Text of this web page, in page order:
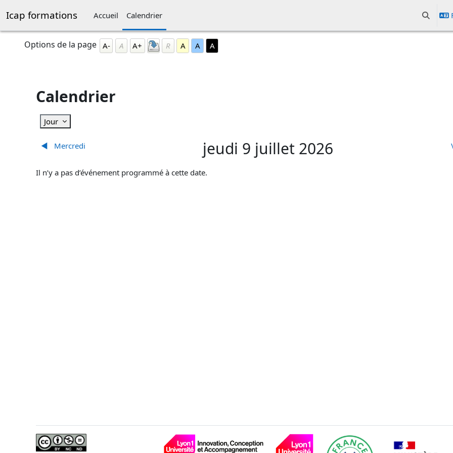
Icap formations Accueil Calendrier Activer/
Blocs
Passer Options de la page
Options de la page A- A A+ R A A A
Calendrier
Jour
◀︎ Mercredi jeudi 9 juillet 2026
Il n’y a pas d’événement programmé à cette date.